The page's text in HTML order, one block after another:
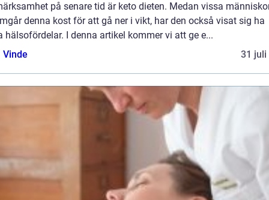
på senare tid är keto dieten. Medan vissa
denna kost för att gå ner i vikt, har den också visat sig ha
hälsofördelar. I denna artikel kommer vi att ge e...
Vinde
31 juli